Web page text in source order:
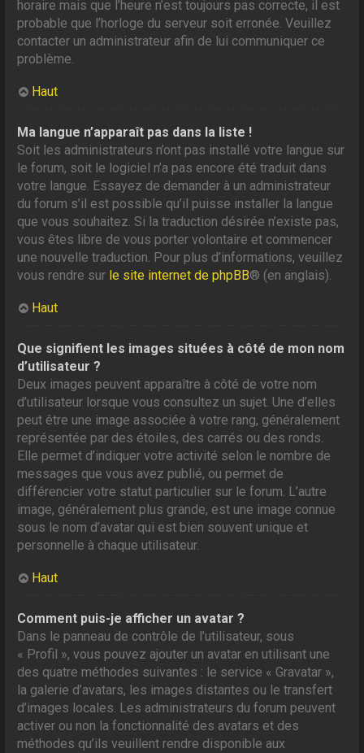
horaire mais que l’heure n’est toujours pas correcte, il est
probable que l’horloge du serveur soit erronée. Veuillez
contacter un administrateur afin de lui communiquer ce
problème.
Haut
Ma langue n’apparaît pas dans la liste !
Soit les administrateurs n’ont pas installé votre langue sur
le forum, soit le logiciel n’a pas encore été traduit dans
votre langue. Essayez de demander à un administrateur
du forum s’il est possible qu’il puisse installer la langue
que vous souhaitez. Si la traduction désirée n’existe pas,
vous êtes libre de vous porter volontaire et commencer
une nouvelle traduction. Pour plus d’informations, veuillez
vous rendre sur le site internet de phpBB® (en anglais).
Haut
Que signifient les images situées à côté de mon nom
d’utilisateur ?
Deux images peuvent apparaître à côté de votre nom
d’utilisateur lorsque vous consultez un sujet. Une d’elles
peut être une image associée à votre rang, généralement
représentée par des étoiles, des carrés ou des ronds.
Elle permet d’indiquer votre activité selon le nombre de
messages que vous avez publié, ou permet de
différencier votre statut particulier sur le forum. L’autre
image, généralement plus grande, est une image connue
sous le nom d’avatar qui est bien souvent unique et
personnelle à chaque utilisateur.
Haut
Comment puis-je afficher un avatar ?
Dans le panneau de contrôle de l’utilisateur, sous
« Profil », vous pouvez ajouter un avatar en utilisant une
des quatre méthodes suivantes : le service « Gravatar »,
la galerie d’avatars, les images distantes ou le transfert
d’images locales. Les administrateurs du forum peuvent
activer ou non la fonctionnalité des avatars et des
méthodes qu’ils veuillent rendre disponible aux